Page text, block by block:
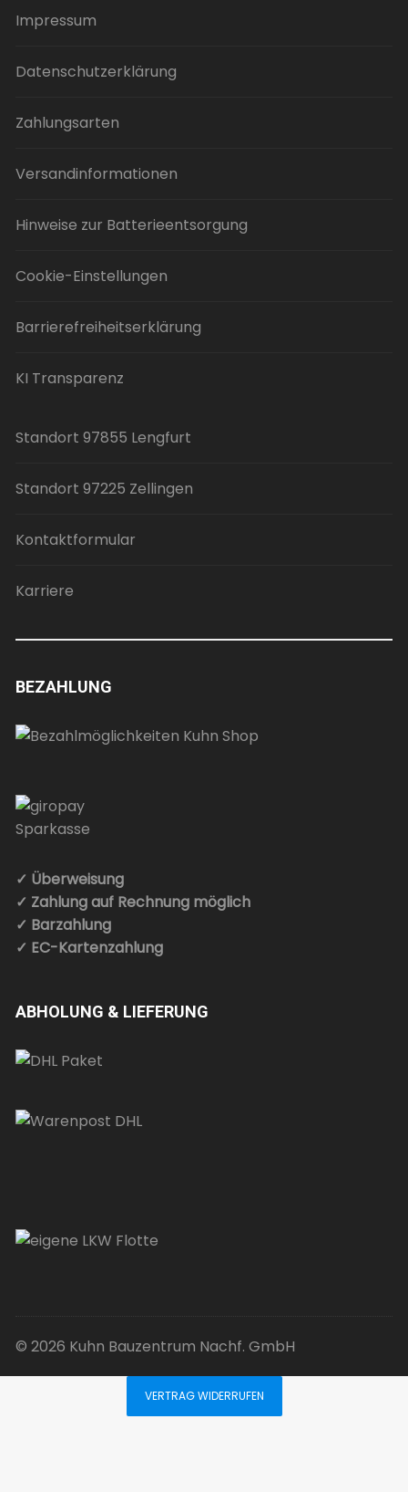
Impressum
Datenschutzerklärung
Zahlungsarten
Versandinformationen
Hinweise zur Batterieentsorgung
Cookie-Einstellungen
Barrierefreiheitserklärung
KI Transparenz
Standort 97855 Lengfurt
Standort 97225 Zellingen
Kontaktformular
Karriere
BEZAHLUNG
✓ Überweisung
✓ Zahlung auf Rechnung möglich
✓ Barzahlung
✓ EC-Kartenzahlung
ABHOLUNG & LIEFERUNG
© 2026 Kuhn Bauzentrum Nachf. GmbH
VERTRAG WIDERRUFEN